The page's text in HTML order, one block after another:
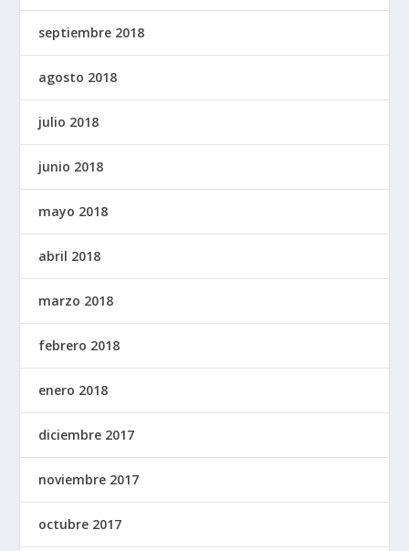
septiembre 2018
agosto 2018
julio 2018
junio 2018
mayo 2018
abril 2018
marzo 2018
febrero 2018
enero 2018
diciembre 2017
noviembre 2017
octubre 2017